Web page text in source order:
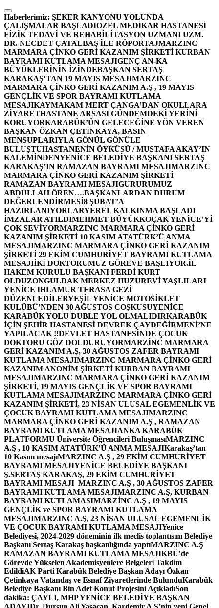
İçeriğe
atla
Haberlerimiz: ŞEKER KANYONU YOLUNDA
ÇALIŞMALAR BAŞLADIÖZEL MEDİKAR HASTANESİ
FİZİK TEDAVİ VE REHABİLİTASYON UZMANI UZM.
DR. NECDET ÇATALBAŞ İLE RÖPORTAJMARZINC
MARMARA ÇİNKO GERİ KAZANIM ŞİRKETİ KURBAN
BAYRAMI KUTLAMA MESAJIGENÇ AN-KA
BÜYÜKLERİNİN İZİNDEBAŞKAN SERTAŞ
KARAKAŞ’TAN 19 MAYIS MESAJIMARZINC
MARMARA ÇİNKO GERİ KAZANIM A.Ş , 19 MAYIS
GENÇLİK VE SPOR BAYRAMI KUTLAMA
MESAJIKAYMAKAM MERT ÇANGA’DAN OKULLARA
ZİYARETHASTANE ARSASI GÜNDEMDEKİ YERİNİ
KORUYORKARABÜK’ÜN GELECEĞİNE YÖN VEREN
BAŞKAN ÖZKAN ÇETİNKAYA, BASIN
MENSUPLARIYLA GÖNÜL GÖNÜLE
BULUŞTUHASTANENİN ÖYKÜSÜ / MUSTAFA AKAY’IN
KALEMİNDENYENİCE BELEDİYE BAŞKANI SERTAŞ
KARAKAŞ’IN RAMAZAN BAYRAMI MESAJIMARZINC
MARMARA ÇİNKO GERİ KAZANIM ŞİRKETİ
RAMAZAN BAYRAMI MESAJIGURURUMUZ
ABDULLAH ÖREN….BAŞKANLARDAN DURUM
DEĞERLENDİRMESİ8 ŞUBAT’A
HAZIRLANIYORLARYEREL KALKINMA BAŞLADI
İMZALAR ATILDIMEHMET BÜYÜKKOÇAK YENİCE’Yİ
ÇOK SEVİYORMARZINC MARMARA ÇİNKO GERİ
KAZANIM ŞİRKETİ 10 KASIM ATATÜRK’Ü ANMA
MESAJIMARZINC MARMARA ÇİNKO GERİ KAZANIM
ŞİRKETİ 29 EKİM CUMHURİYET BAYRAMI KUTLAMA
MESAJIİKİ DOKTORUMUZ GÖREVE BAŞLIYOR.İL
HAKEM KURULU BAŞKANI FERDİ KURT
OLDUZONGULDAK MERKEZ HUZUREVİ YAŞLILARI
YENİCE IHLAMUR TERASA GEZİ
DÜZENLEDİLERYEŞİL YENİCE MOTOSİKLET
KULÜBÜ’NDEN 30 AĞUSTOS COŞKUSUYENİCE
KARABÜK YOLU DUBLE YOL OLMALIDIRKARABÜK
İÇİN ŞEHİR HASTANESİ DEVREK ÇAYDEĞİRMENİ’NE
YAPILACAK !!DEVLET HASTANESİNDE ÇOCUK
DOKTORU GÖZ DOLDURUYORMARZİNC MARMARA
GERİ KAZANIM A.Ş, 30 AĞUSTOS ZAFER BAYRAMI
KUTLAMA MESAJIMARZINC MARMARA ÇİNKO GERİ
KAZANIM ANONİM ŞİRKETİ KURBAN BAYRAMI
MESAJIMARZINC MARMARA ÇİNKO GERİ KAZANIM
ŞİRKETİ, 19 MAYIS GENÇLİK VE SPOR BAYRAMI
KUTLAMA MESAJIMARZINC MARMARA ÇİNKO GERİ
KAZANIM ŞİRKETİ, 23 NİSAN ULUSAL EGEMENLİK VE
ÇOCUK BAYRAMI KUTLAMA MESAJIMARZINC
MARMARA ÇİNKO GERİ KAZANIM A.Ş , RAMAZAN
BAYRAMI KUTLAMA MESAJIANKA KARABÜK
PLATFORMU Üniversite Öğrencileri BuluşmasıMARZINC
A.Ş , 10 KASIM ATATÜRK’Ü ANMA MESAJIKarakaş’tan
10 Kasım mesajıMARZINC A.Ş , 29 EKİM CUMHURİYET
BAYRAMI MESAJIYENİCE BELEDİYE BAŞKANI
Ş.SERTAŞ KARAKAŞ, 29 EKİM CUMHURİYET
BAYRAMI MESAJI MARZINC A.Ş , 30 AĞUSTOS ZAFER
BAYRAMI KUTLAMA MESAJIMARZINC A.Ş, KURBAN
BAYRAMI KUTLAMASIMARZİNC A.Ş , 19 MAYIS
GENÇLİK ve SPOR BAYRAMI KUTLAMA
MESAJIMARZINC A.Ş, 23 NİSAN ULUSAL EGEMENLİK
VE ÇOCUK BAYRAMI KUTLAMA MESAJIYenice
Belediyesi, 2024-2029 döneminin ilk meclis toplantısını Belediye
Başkanı Sertaş Karakaş başkanlığında yaptıMARZINC A.Ş
RAMAZAN BAYRAMI KUTLAMA MESAJIKBÜ’de
Görevde Yükselen Akademisyenlere Belgeleri Takdim
EdildiAK Parti Karabük Belediye Başkan Adayı Özkan
Çetinkaya Vatandaş ve Esnaf Ziyaretlerinde BulunduKarabük
Belediye Başkanı Bin Adet Konut Projesini AçıkladıSon
dakika: ÇAYLI, MHP YENİCE BELEDİYE BAŞKAN
ADAYIDr. Dursun Ali Yaşacan, Kardemir A.Ş’nin yeni Genel